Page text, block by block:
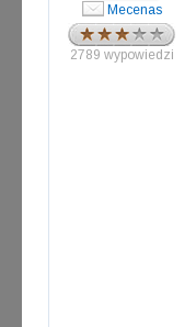
Mecenas
2789 wypowiedzi